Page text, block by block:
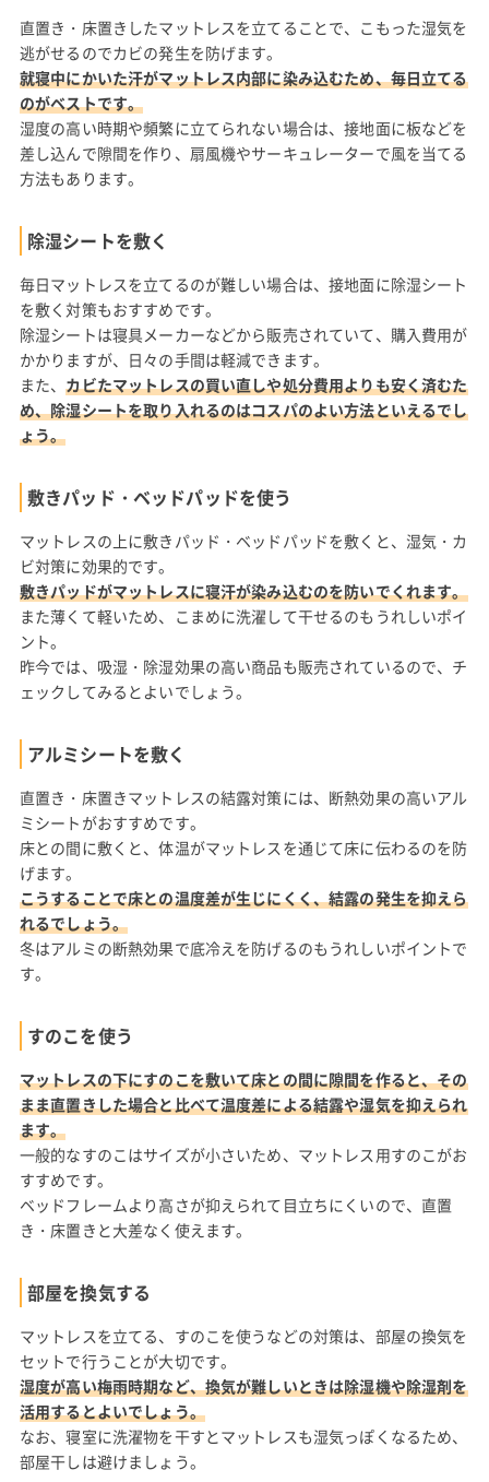
直置き・床置きしたマットレスを立てることで、こもった湿気を
逃がせるのでカビの発生を防げます。
就寝中にかいた汗がマットレス内部に染み込むため、毎日立てる
のがベストです。
湿度の高い時期や頻繁に立てられない場合は、接地面に板などを
差し込んで隙間を作り、扇風機やサーキュレーターで風を当てる
方法もあります。
除湿シートを敷く
毎日マットレスを立てるのが難しい場合は、接地面に除湿シート
を敷く対策もおすすめです。
除湿シートは寝具メーカーなどから販売されていて、購入費用が
かかりますが、日々の手間は軽減できます。
また、カビたマットレスの買い直しや処分費用よりも安く済むた
め、除湿シートを取り入れるのはコスパのよい方法といえるでし
ょう。
敷きパッド・ベッドパッドを使う
マットレスの上に敷きパッド・ベッドパッドを敷くと、湿気・カ
ビ対策に効果的です。
敷きパッドがマットレスに寝汗が染み込むのを防いでくれます。
また薄くて軽いため、こまめに洗濯して干せるのもうれしいポイ
ント。
昨今では、吸湿・除湿効果の高い商品も販売されているので、チ
ェックしてみるとよいでしょう。
アルミシートを敷く
直置き・床置きマットレスの結露対策には、断熱効果の高いアル
ミシートがおすすめです。
床との間に敷くと、体温がマットレスを通じて床に伝わるのを防
げます。
こうすることで床との温度差が生じにくく、結露の発生を抑えら
れるでしょう。
冬はアルミの断熱効果で底冷えを防げるのもうれしいポイントで
す。
すのこを使う
マットレスの下にすのこを敷いて床との間に隙間を作ると、その
まま直置きした場合と比べて温度差による結露や湿気を抑えられ
ます。
一般的なすのこはサイズが小さいため、マットレス用すのこがお
すすめです。
ベッドフレームより高さが抑えられて目立ちにくいので、直置
き・床置きと大差なく使えます。
部屋を換気する
マットレスを立てる、すのこを使うなどの対策は、部屋の換気を
セットで行うことが大切です。
湿度が高い梅雨時期など、換気が難しいときは除湿機や除湿剤を
活用するとよいでしょう。
なお、寝室に洗濯物を干すとマットレスも湿気っぽくなるため、
部屋干しは避けましょう。